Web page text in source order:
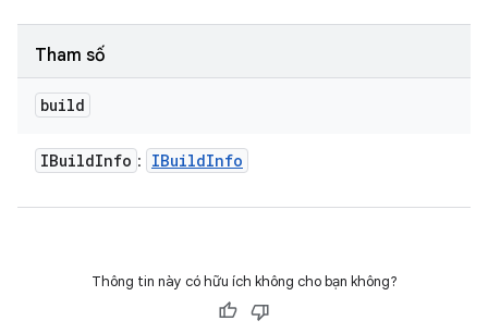
Tham số
build
IBuildInfo : IBuildInfo
Thông tin này có hữu ích không cho bạn không?